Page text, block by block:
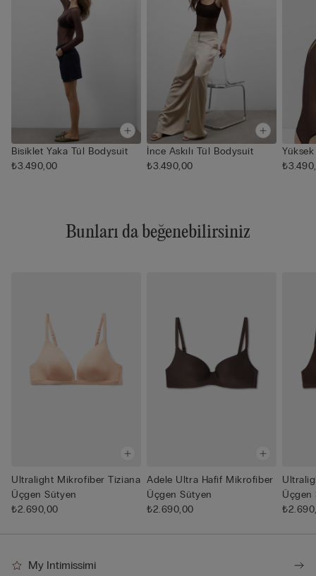
Bisiklet Yaka Tül Bodysuit
₺3.490,00
İnce Askılı Tül Bodysuit
₺3.490,00
Bunları da beğenebilirsiniz
Ultralight Mikrofiber Tiziana
Üçgen Sütyen
₺2.690,00
Adele Ultra Hafif Mikrofiber
Üçgen Sütyen
₺2.690,00
Üçgen
My Intimissimi